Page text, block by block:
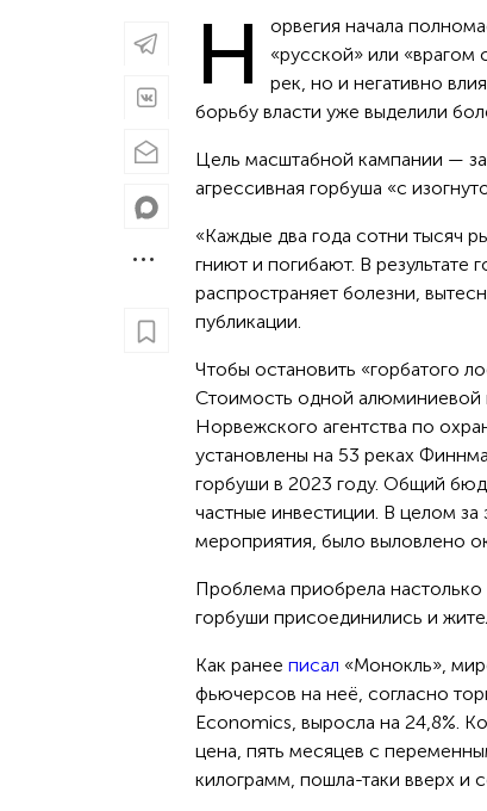
Н
орвегия начала
«русской» или «врагом
рек, но и негативно
борьбу власти уже выделили
Цель масштабной кампании —
агрессивная горбуша «с
«Каждые два года сотни тысяч
гниют и погибают. В результате
распространяет болезни,
публикации.
Чтобы остановить «горбатого
Стоимость одной алюминиевой
Норвежского агентства по
установлены на 53 реках
горбуши в 2023 году. Общий
частные инвестиции. В целом
мероприятия, было выловлено
Проблема приобрела
горбуши присоединились и
Как ранее писал «Монокль»,
фьючерсов на неё, согласно
Economics, выросла на 24,8%.
цена, пять месяцев с
килограмм, пошла-таки вверх и